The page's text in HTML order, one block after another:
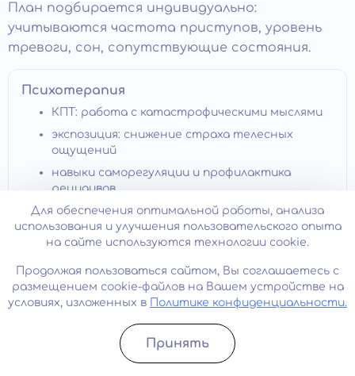
План подбирается индивидуально:
учитываются частота приступов, уровень
тревоги, сон, сопутствующие состояния.
Психотерапия
КПТ: работа с катастрофическими мыслями
экспозиция: снижение страха телесных
ощущений
навыки саморегуляции и профилактика
рецидивов
Цель: разорвать «порочный круг» тревоги и
приступов.
Медикаментозная поддержка
назначается психиатром по показаниям
помогает снизить частоту и
интенсивность приступов
Записатьcя
Для обеспечения оптимальной работы, анализа
использования и улучшения пользовательского опыта
на сайте используются технологии cookie.
Продолжая пользоваться сайтом, Вы соглашаетесь с
размещением cookie-файлов на Вашем устройстве на
условиях, изложенных в
Политике конфиденциальности.
Принять